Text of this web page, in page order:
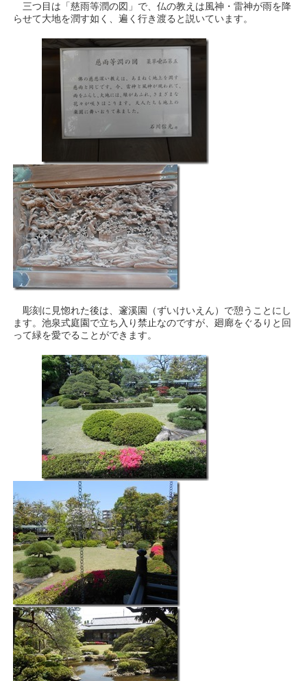
三つ目は「慈雨等潤の図」で、仏の教えは風神・雷神が雨を降
らせて大地を潤す如く、遍く行き渡ると説いています。
彫刻に見惚れた後は、邃溪園（ずいけいえん）で憩うことにし
ます。池泉式庭園で立ち入り禁止なのですが、廻廊をぐるりと回
って緑を愛でることができます。